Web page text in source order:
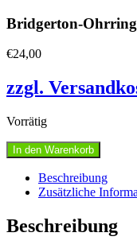
Bridgerton-
€24,00
zzgl.
Vorrätig
Bridgerton-
Ohrringe
barocken
Menge
In den Warenkorb
Beschreibung
Zusätzliche
Beschreibung